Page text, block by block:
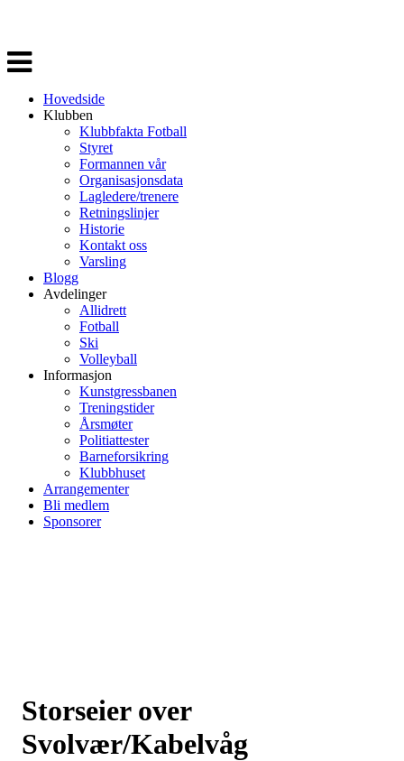
Veksle
navigasjon
Hovedside
Klubben
Klubbfakta Fotball
Styret
Formannen vår
Organisasjonsdata
Lagledere/trenere
Retningslinjer
Historie
Kontakt oss
Varsling
Blogg
Avdelinger
Allidrett
Fotball
Ski
Volleyball
Informasjon
Kunstgressbanen
Treningstider
Årsmøter
Politiattester
Barneforsikring
Klubbhuset
Arrangementer
Bli medlem
Sponsorer
Storseier over
Svolvær/Kabelvåg